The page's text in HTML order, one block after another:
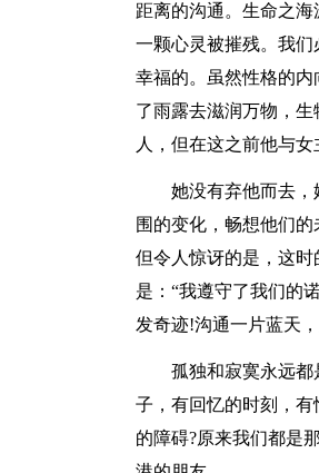
距离的沟通。生命之
一颗心灵被摧残。我
幸福的。虽然性格的
了雨露去滋润万物，
人，但在这之前他与
她没有弃他而去，她
围的变化，畅想他们
但令人惊讶的是，这
是：“我遵守了我们的
发奇迹!沟通一片蓝天，
孤独和寂寞永远都是
子，有回忆的时刻，有
的障碍?原来我们都是